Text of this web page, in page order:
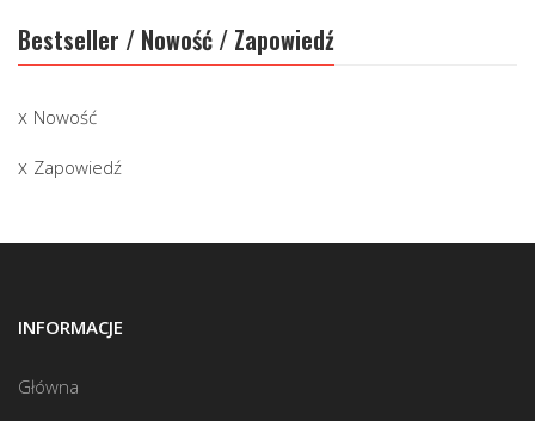
Bestseller / Nowość / Zapowiedź
Nowość
Zapowiedź
INFORMACJE
Główna